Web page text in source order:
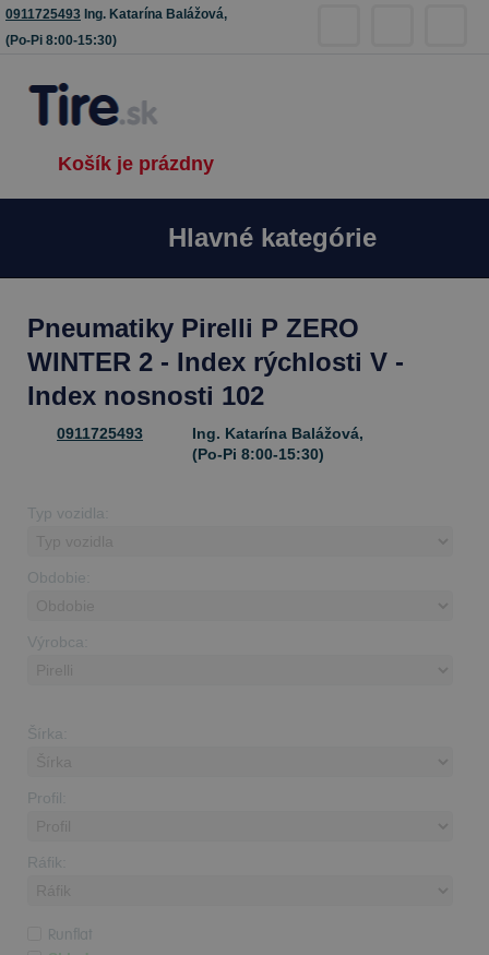
0911725493 Ing. Katarína Balážová,
(Po-Pi 8:00-15:30)
Košík je prázdny
Hlavné kategórie
Pneumatiky Pirelli P ZERO
WINTER 2 - Index rýchlosti V -
Index nosnosti 102
0911725493
Ing. Katarína Balážová,
(Po-Pi 8:00-15:30)
Typ vozidla:
Obdobie:
Výrobca:
Šírka:
Profil:
Ráfik:
Runflat